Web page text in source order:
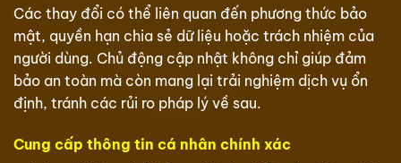
Các thay đổi có thể liên quan đến phương thức bảo
mật, quyền hạn chia sẻ dữ liệu hoặc trách nhiệm của
người dùng. Chủ động cập nhật không chỉ giúp đảm
bảo an toàn mà còn mang lại trải nghiệm dịch vụ ổn
định, tránh các rủi ro pháp lý về sau.
Cung cấp thông tin cá nhân chính xác